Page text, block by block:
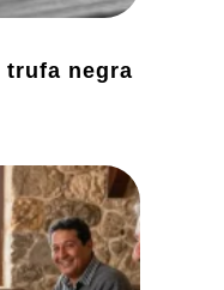
trufa negra